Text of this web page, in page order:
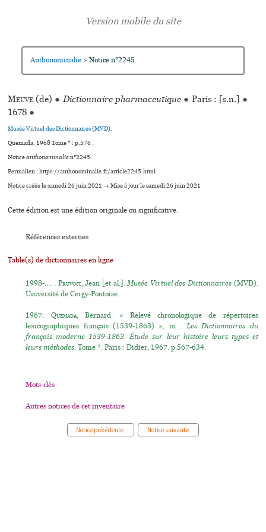
Anthonominalie > Notice n°2245
Meuve (de) ● Dictionnaire pharmaceutique ● Paris : [s.n.] ●
1678 ●
Musée Virtuel des Dictionnaires (MVD).
Quemada, 1968 Tome * : p.576 .
Noticeanthonominalien°2245.
Permalien : https://anthonominalie.fr/article2245.html
Notice créée le samedi 26 juin 2021 → Mise à jour le samedi 26 juin 2021
Cette édition est une édition originale ou significative.
Références externes
Table(s) de dictionnaires en ligne
1998-.... . Pruvost, Jean [et al.].Musée Virtuel des Dictionnaires(MVD).
Université de Cergy-Pontoise.
1967. Quemada, Bernard. « Relevé chronologique de répertoires
lexicographiques français (1539-1863) », in :Les Dictionnaires du
français moderne 1539-1863. Étude sur leur histoire leurs types et
leurs méthodes. Tome *. Paris : Didier, 1967. p.567-634.
Mots-clés
Autres notices de cet inventaire
Notice précédente Notice suivante